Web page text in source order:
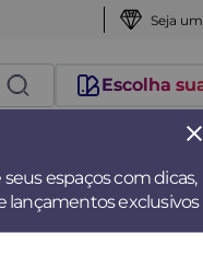
Seja
Escolha
espaços com dicas,
lançamentos exclusivos